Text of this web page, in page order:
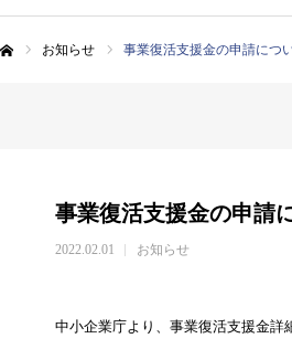
お知らせ 事業復活支援金の申請につ
事業復活支援金の申請
2022.02.01 お知らせ
中小企業庁より、事業復活支援金